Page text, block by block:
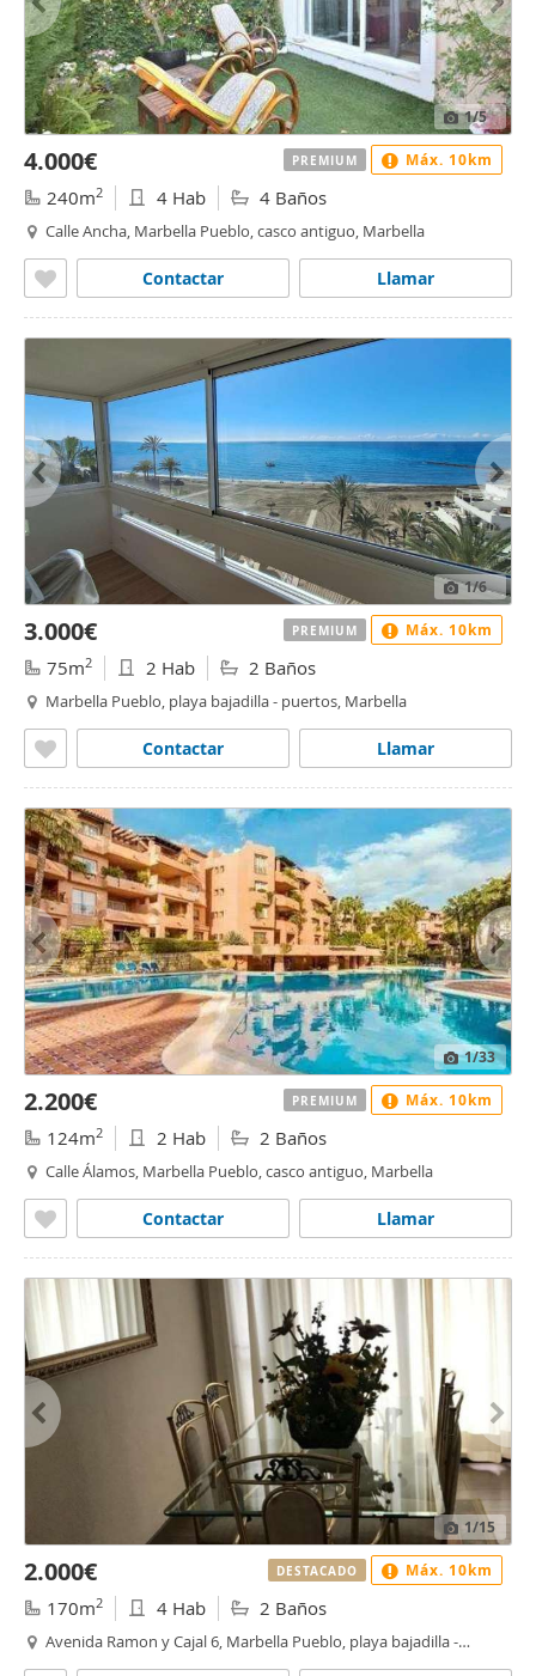
1/5
4.000€
240m2 4 Hab 4 Baños
Calle Ancha, Marbella Pueblo, casco antiguo, Marbella
Llamar
Contactar
PREMIUM Máx. 10km
1/6
3.000€
75m2 2 Hab 2 Baños
Marbella Pueblo, playa bajadilla - puertos, Marbella
Llamar
Contactar
PREMIUM Máx. 10km
1/33
2.200€
124m2 2 Hab 2 Baños
Calle Álamos, Marbella Pueblo, casco antiguo, Marbella
Llamar
Contactar
PREMIUM Máx. 10km
1/15
2.000€
170m2 4 Hab 2 Baños
Avenida Ramon y Cajal 6, Marbella Pueblo, playa bajadilla -
DESTACADO Máx. 10km